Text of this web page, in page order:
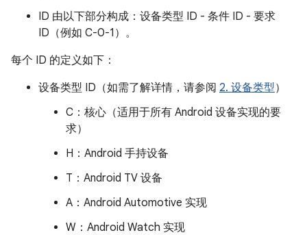
ID 由以下部分构成：设备类型 ID - 条件 ID - 要求
ID（例如 C-0-1）。
每个 ID 的定义如下：
设备类型 ID（如需了解详情，请参阅 2. 设备类型）
C：核心（适用于所有 Android 设备实现的要
求）
H：Android 手持设备
T：Android TV 设备
A：Android Automotive 实现
W：Android Watch 实现